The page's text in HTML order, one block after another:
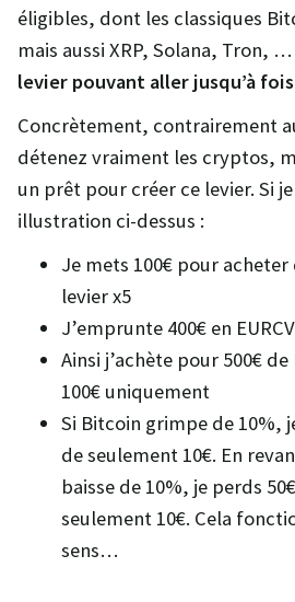
éligibles, dont les classiques
mais aussi XRP, Solana, Tron, …
levier pouvant aller jusqu’à
Concrètement, contrairement
détenez vraiment les cryptos,
un prêt pour créer ce levier. Si
illustration ci-dessus :
Je mets 100€ pour
levier x5
J’emprunte 400€ en
Ainsi j’achète pour 500€
100€ uniquement
Si Bitcoin grimpe de 10%,
de seulement 10€. En
baisse de 10%, je perds
seulement 10€. Cela
sens…